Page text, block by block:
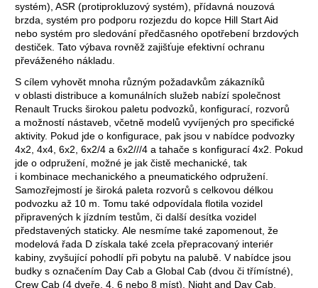
systém), ASR (protiprokluzový systém), přídavná nouzová
brzda, systém pro podporu rozjezdu do kopce Hill Start Aid
nebo systém pro sledování předčasného opotřebení brzdových
destiček. Tato výbava rovněž zajišťuje efektivní ochranu
převáženého nákladu.
S cílem vyhovět mnoha různým požadavkům zákazníků
v oblasti distribuce a komunálních služeb nabízí společnost
Renault Trucks širokou paletu podvozků, konfigurací, rozvorů
a možností nástaveb, včetně modelů vyvíjených pro specifické
aktivity. Pokud jde o konfigurace, pak jsou v nabídce podvozky
4x2, 4x4, 6x2, 6x2/4 a 6x2///4 a tahače s konfigurací 4x2. Pokud
jde o odpružení, možné je jak čistě mechanické, tak
i kombinace mechanického a pneumatického odpružení.
Samozřejmostí je široká paleta rozvorů s celkovou délkou
podvozku až 10 m. Tomu také odpovídala flotila vozidel
připravených k jízdním testům, či další desítka vozidel
představených staticky. Ale nesmíme také zapomenout, že
modelová řada D získala také zcela přepracovaný interiér
kabiny, zvyšující pohodlí při pobytu na palubě. V nabídce jsou
budky s označením Day Cab a Global Cab (dvou či třímístné),
Crew Cab (4 dveře, 4, 6 nebo 8 míst), Night and Day Cab,